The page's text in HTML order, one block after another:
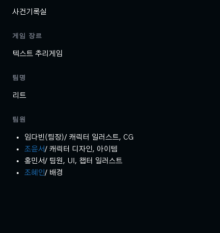
사건기록실
게임 장르
텍스트 추리게임
팀명
리트
팀원
임다빈(팀장)/ 캐릭터 일러스트, CG
조윤서/ 캐릭터 디자인, 아이템
홍민서/ 팀원, UI, 챕터 일러스트
조혜인/ 배경